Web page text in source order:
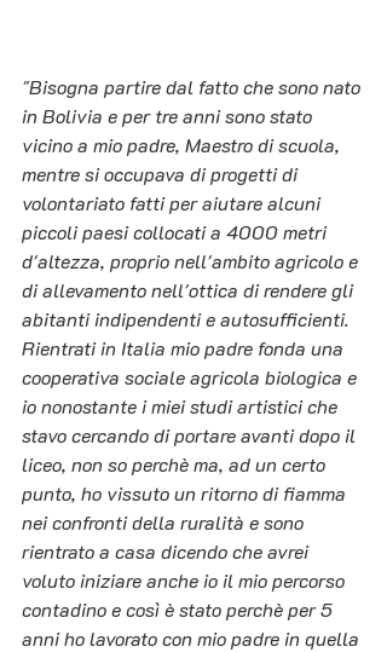
"Bisogna partire dal fatto che sono nato
in Bolivia e per tre anni sono stato
vicino a mio padre, Maestro di scuola,
mentre si occupava di progetti di
volontariato fatti per aiutare alcuni
piccoli paesi collocati a 4000 metri
d'altezza, proprio nell'ambito agricolo e
di allevamento nell'ottica di rendere gli
abitanti indipendenti e autosufficienti.
Rientrati in Italia mio padre fonda una
cooperativa sociale agricola biologica e
io nonostante i miei studi artistici che
stavo cercando di portare avanti dopo il
liceo, non so perchè ma, ad un certo
punto, ho vissuto un ritorno di fiamma
nei confronti della ruralità e sono
rientrato a casa dicendo che avrei
voluto iniziare anche io il mio percorso
contadino e così è stato perchè per 5
anni ho lavorato con mio padre in quella